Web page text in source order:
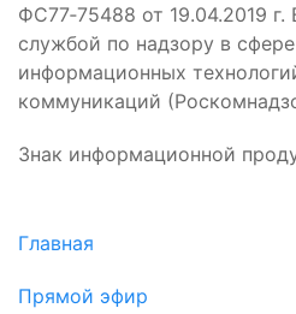
ФС77‑75488 от 19.04.2019
службой по надзору в
информационных
коммуникаций
Знак информационной
Главная
Прямой эфир